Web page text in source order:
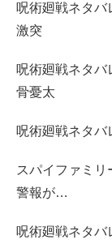
呪術廻戦ネタ
激突
呪術廻戦ネタ
骨憂太
呪術廻戦ネタ
スパイファミ
警報が…
呪術廻戦ネタバ